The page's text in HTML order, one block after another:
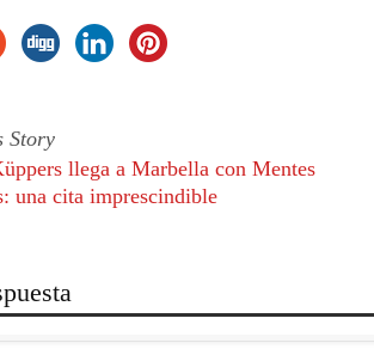
Story
llega a Marbella con Mentes
una cita imprescindible